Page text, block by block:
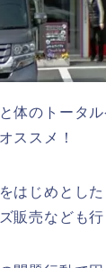
体のトータ
ススメ！
はじめとし
販売なども行